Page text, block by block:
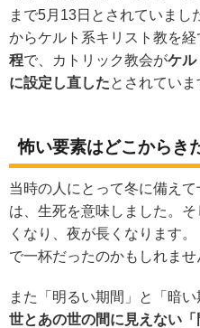
まで5月13日とされていまし
からケルト系キリスト教を経
程で、カトリック教会がケル
に設定し直したとされていま
怖い要素はどこからき
当時の人にとって冬に備え
は、生死を意味しました。
くなり、夜が長くなります
で一杯だったのかもしれませ
また「明るい期間」と「暗い
世とあの世の間に見えない「